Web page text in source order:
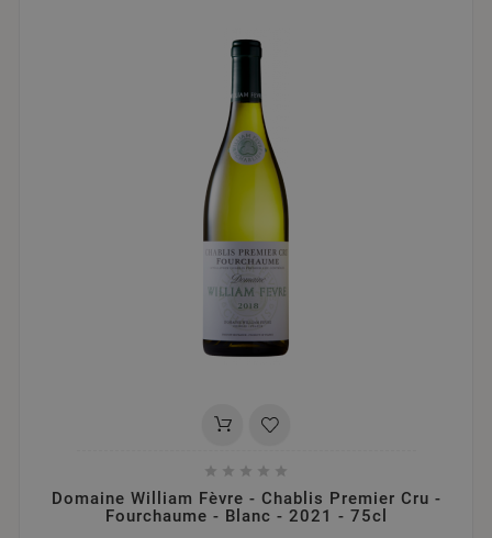
    
Domaine William Fèvre - Chablis Premier Cru -
Fourchaume - Blanc - 2021 - 75cl